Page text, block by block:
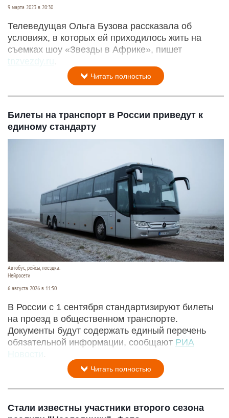
9 марта 2023 в 20:30
Телеведущая Ольга Бузова рассказала об
условиях, в которых ей приходилось жить на
съемках шоу «Звезды в Африке», пишет
tnzvezdy.ru
Читать полностью
Билеты на транспорт в России приведут к
единому стандарту
Автобус, рейсы, поездка.
Нейросети
6 августа 2026 в 11:50
В России с 1 сентября стандартизируют билеты
на проезд в общественном транспорте.
Документы будут содержать единый перечень
обязательной информации, сообщают РИА
Новости
Читать полностью
Стали известны участники второго сезона